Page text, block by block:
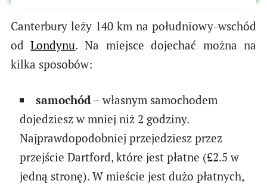
Canterbury leży 140 km na południowy-wschód
odLondynu. Na miejsce dojechać można na
kilka sposobów:
samochód– własnym samochodem
dojedziesz w mniej niż 2 godziny.
Najprawdopodobniej przejedziesz przez
przejście Dartford, które jest płatne (£2.5 w
jedną stronę). W mieście jest dużo płatnych,